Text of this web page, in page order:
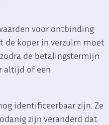
voor ontbinding
de koper in verzuim moet
de betalingstermijn
altijd of een
identificeerbaar zijn. Ze
zijn veranderd dat